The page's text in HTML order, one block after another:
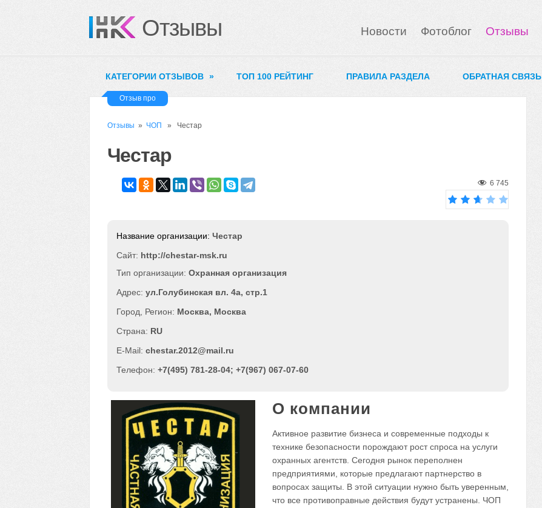
Отзывы Новости Фотоблог Отзывы
КАТЕГОРИИ ОТЗЫВОВ » ТОП 100 РЕЙТИНГ ПРАВИЛА РАЗДЕЛА ОБРАТНАЯ СВЯЗЬ
Отзыв про
Отзывы » ЧОП » Честар
Честар
6 745
Честар
Сайт: http://chestar-msk.ru
Охранная организация
ул.Голубинская вл. 4а, стр.1
Москва, Москва
RU
chestar.2012@mail.ru
+7(495) 781-28-04; +7(967) 067-07-60
О компании
Активное развитие бизнеса и современные подходы к
технике безопасности порождают рост спроса на услуги
охранных агентств. Сегодня рынок переполнен
предприятиями, которые предлагают партнерство в
вопросах защиты. В этой ситуации нужно быть уверенным,
что все противоправные действия будут устранены. ЧОП